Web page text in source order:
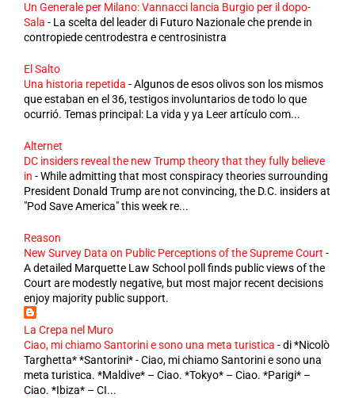
Un Generale per Milano: Vannacci lancia Burgio per il dopo-
Sala - La scelta del leader di Futuro Nazionale che prende in
contropiede centrodestra e centrosinistra
El Salto
Una historia repetida -Algunos de esos olivos son los mismos
que estaban en el 36, testigos involuntarios de todo lo que
ocurrió. Temas principal: La vida y ya Leer artículo com...
Alternet
DC insiders reveal the new Trump theory that they fully believe
in -While admitting that most conspiracy theories surrounding
President Donald Trump are not convincing, the D.C. insiders at
"Pod Save America" this week re...
Reason
New Survey Data on Public Perceptions of the Supreme Court -
A detailed Marquette Law School poll finds public views of the
Court are modestly negative, but most major recent decisions
enjoy majority public support.
La Crepa nel Muro
Ciao, mi chiamo Santorini e sono una meta turistica -di *Nicolò
Targhetta* *Santorini* - Ciao, mi chiamo Santorini e sono una
meta turistica. *Maldive* – Ciao. *Tokyo* – Ciao. *Parigi* –
Ciao. *Ibiza* – CI...